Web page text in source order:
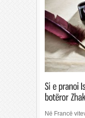
Në Francë